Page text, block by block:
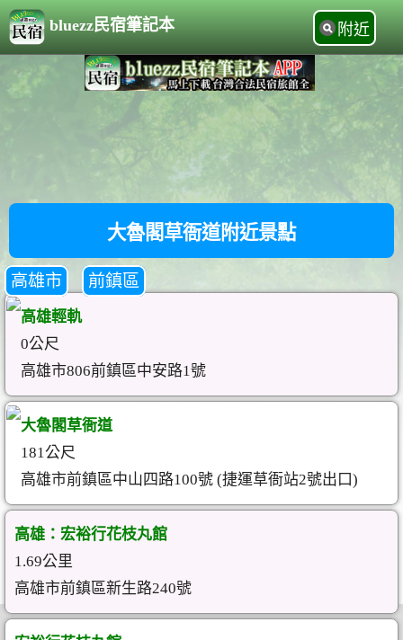
bluezz民宿筆記本 附近
大魯閣草衙道附近景點
高雄市 前鎮區
高雄輕軌
0公尺
高雄市806前鎮區中安路1號
大魯閣草衙道
181公尺
高雄市前鎮區中山四路100號 (捷運草衙站2號出口)
高雄：宏裕行花枝丸館
1.69公里
高雄市前鎮區新生路240號